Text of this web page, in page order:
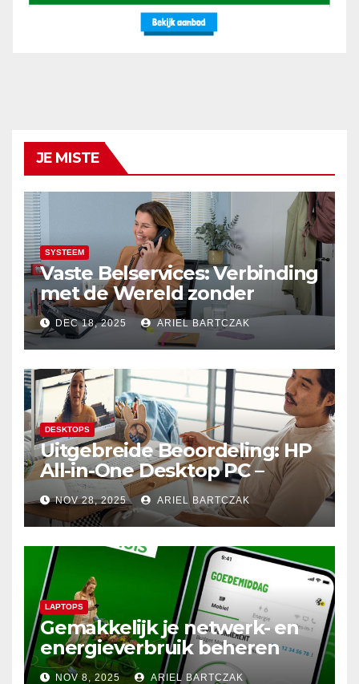
JE MISTE
SYSTEEM
Vaste Belservices: Verbinding
met de Wereld zonder
Onderbrekingen – Alleen bij
Budget Internet
DEC 18, 2025 ARIEL BARTCZAK
DESKTOPS
Uitgebreide Beoordeling: HP
All-in-One Desktop PC –
Krachtige Prestaties en
Minimalistisch Design in
Perfecte Harmonie
NOV 28, 2025 ARIEL BARTCZAK
LAPTOPS
Gemakkelijk je netwerk- en
energieverbruik beheren
met de Budget Thuis App
NOV 8, 2025 ARIEL BARTCZAK